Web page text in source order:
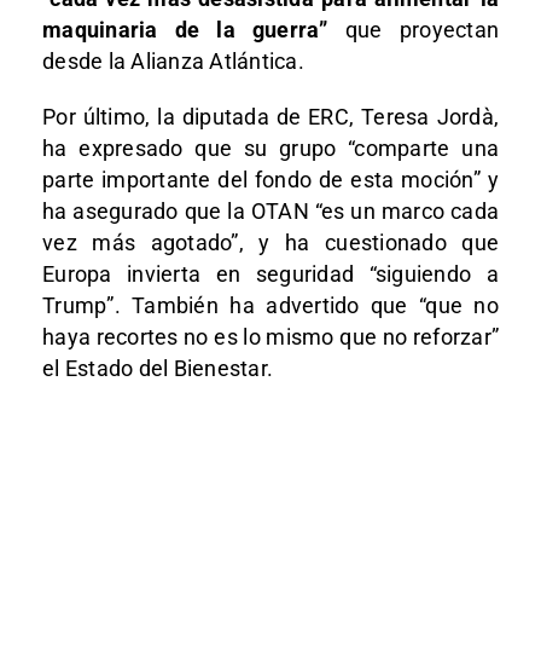
maquinaria de la guerra” que proyectan
desde la Alianza Atlántica.
Por último, la diputada de ERC, Teresa Jordà,
ha expresado que su grupo “comparte una
parte importante del fondo de esta moción” y
ha asegurado que la OTAN “es un marco cada
vez más agotado”, y ha cuestionado que
Europa invierta en seguridad “siguiendo a
Trump”. También ha advertido que “que no
haya recortes no es lo mismo que no reforzar”
el Estado del Bienestar.